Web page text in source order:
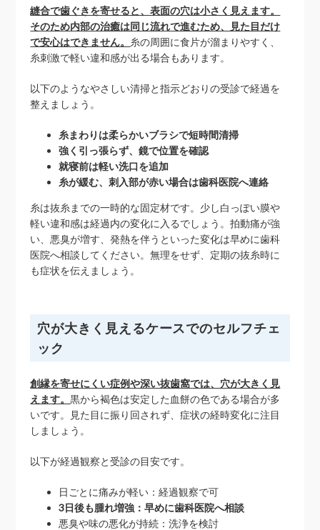
縫合で歯ぐきを寄せると、表面の穴は小さく見えます。
そのため内部の治癒は同じ流れで進むため、見た目だけ
で安心はできません。 糸の周囲に食片が溜まりやすく、
糸刺激で軽い違和感が出る場合もあります。
以下のようなやさしい清掃と指示どおりの受診で経過を
整えましょう。
糸まわりは柔らかいブラシで短時間清掃
強く引っ張らず、鏡で位置を確認
就寝前は軽い洗口を追加
糸が緩む、刺入部が赤い場合は歯科医院へ連絡
糸は抜糸までの一時的な固定材です。少し白っぽい膜や
軽い違和感は経過内の変化に入るでしょう。拍動痛が強
い、悪臭が増す、発熱を伴うといった変化は早めに歯科
医院へ相談してください。無理をせず、定期の抜糸時に
も症状を伝えましょう。
穴が大きく見えるケースでのセルフチェ
ック
創縁を寄せにくい症例や深い抜歯窩では、穴が大きく見
えます。黒から褐色は安定した血餅の色である場合が多
いです。見た目に振り回されず、症状の経時変化に注目
しましょう。
以下が経過観察と受診の目安です。
日ごとに痛みが軽い：経過観察で可
3日後も腫れ増強：早めに歯科医院へ相談
悪臭や味の悪化が持続：洗浄を検討